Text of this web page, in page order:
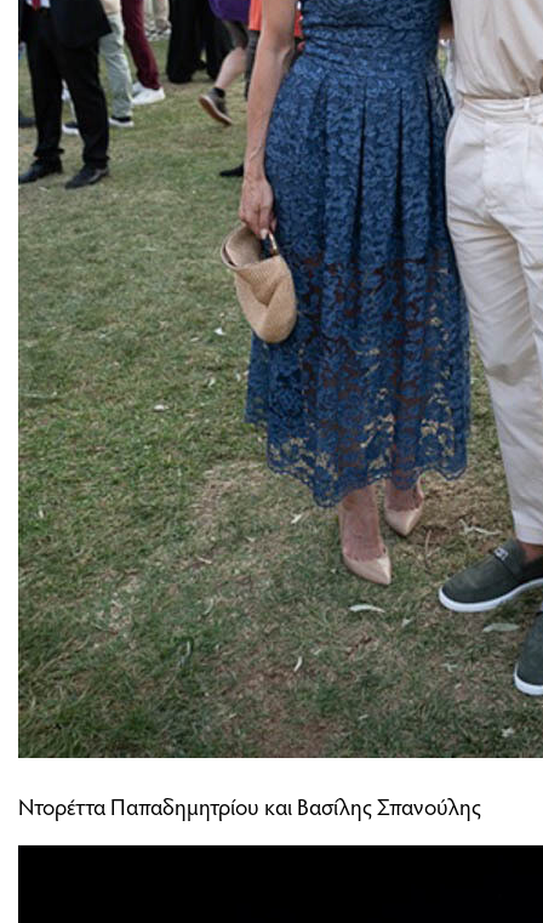
Ντορέττα Παπαδημητρίου και Βασίλης Σπανούλης